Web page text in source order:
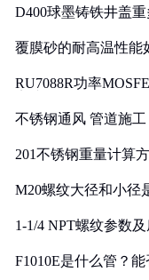
D400球墨铸铁井盖
覆膜砂的耐高温性能
RU7088R功率
不锈钢通风 管道施工
201不锈钢重量计算
M20螺纹大径和小径
1-1/4 NPT螺纹参数
F1010E是什么管？